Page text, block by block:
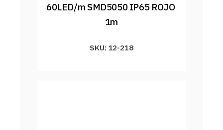
60LED/m SMD5050 IP65 ROJO
1m
SKU: 12-218